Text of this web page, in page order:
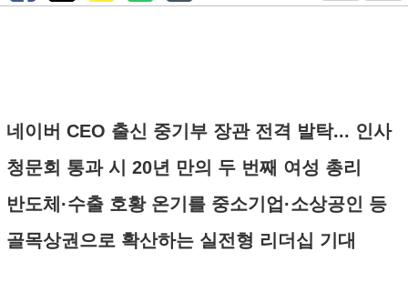
네이버 CEO 출신 중기부 장관 전격 발탁... 인사
청문회 통과 시 20년 만의 두 번째 여성 총리
반도체·수출 호황 온기를 중소기업·소상공인 등
골목상권으로 확산하는 실전형 리더십 기대